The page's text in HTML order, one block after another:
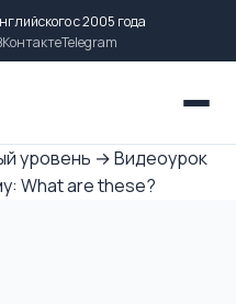
с 2005 года
Telegram
уровень →Видеоурок
What are these?